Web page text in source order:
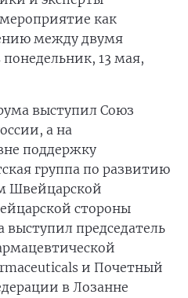
как
между двумя
13 мая,
выступил Союз
а на
поддержку
группа по развитию
Швейцарской
стороны
председатель
и Почетный
в Лозанне